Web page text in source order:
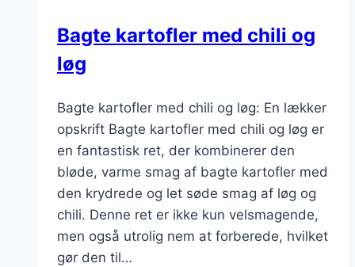
Bagte kartofler med chili og
løg
Bagte kartofler med chili og løg: En lækker
opskrift Bagte kartofler med chili og løg er
en fantastisk ret, der kombinerer den
bløde, varme smag af bagte kartofler med
den krydrede og let søde smag af løg og
chili. Denne ret er ikke kun velsmagende,
men også utrolig nem at forberede, hvilket
gør den til…